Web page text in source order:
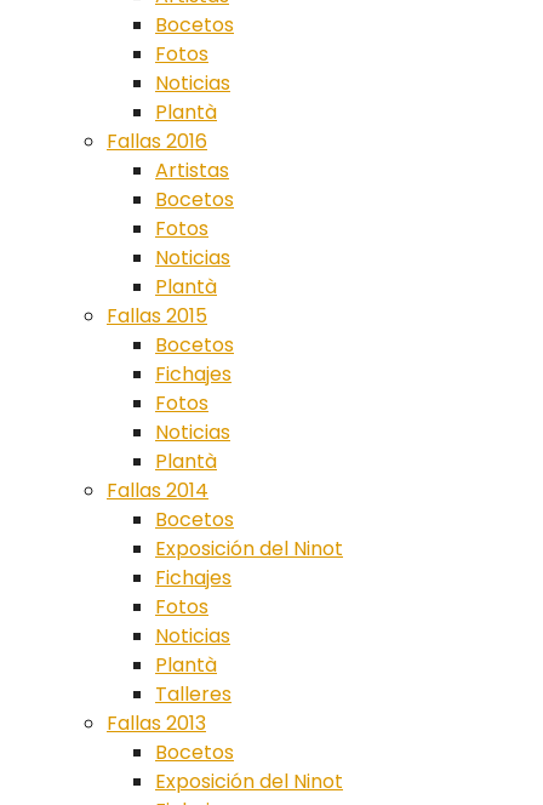
Bocetos
Fotos
Noticias
Plantà
Fallas 2016
Artistas
Bocetos
Fotos
Noticias
Plantà
Fallas 2015
Bocetos
Fichajes
Fotos
Noticias
Plantà
Fallas 2014
Bocetos
Exposición del Ninot
Fichajes
Fotos
Noticias
Plantà
Talleres
Fallas 2013
Bocetos
Exposición del Ninot